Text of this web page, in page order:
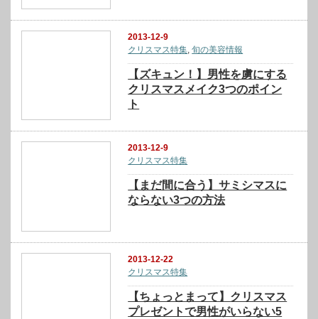
2013-12-9
クリスマス特集 ,旬の美容情報
【ズキュン！】男性を虜にする
クリスマスメイク3つのポイン
ト
2013-12-9
クリスマス特集
【まだ間に合う】サミシマスに
ならない3つの方法
2013-12-22
クリスマス特集
【ちょっとまって】クリスマス
プレゼントで男性がいらない5